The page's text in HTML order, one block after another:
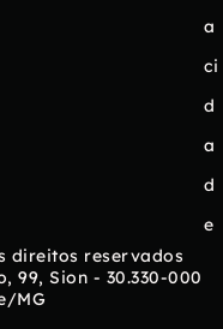
a
ci
d
a
d
e
direitos reservados
99, Sion - 30.330-000
MG